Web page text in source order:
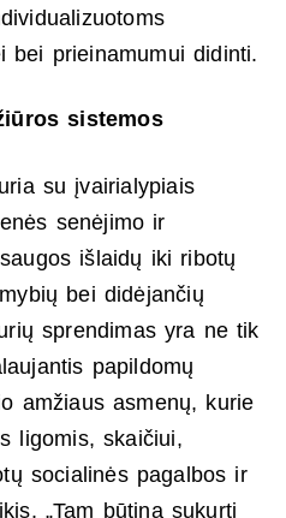
bei prieinamumui didinti.
sistemos
su įvairialypiais
senėjimo ir
išlaidų iki ribotų
bei didėjančių
sprendimas yra ne tik
papildomų
amžiaus asmenų, kurie
ligomis, skaičiui,
socialinės pagalbos ir
„Tam būtina sukurti